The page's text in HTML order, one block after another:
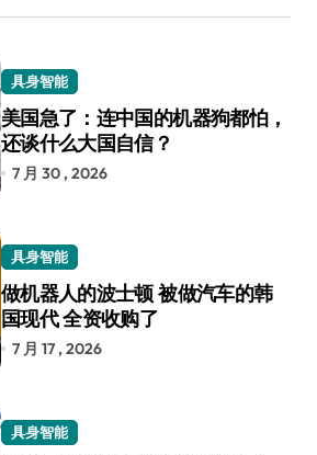
具身智能
美国急了：连中国的机器狗都怕，
还谈什么大国自信？
7 月 30 , 2026
具身智能
做机器人的波士顿 被做汽车的韩
国现代 全资收购了
7 月 17 , 2026
具身智能